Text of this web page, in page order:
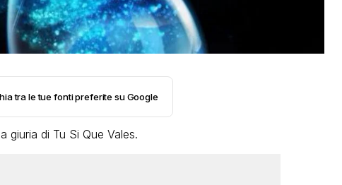
tra le tue fonti preferite su Google
giuria di Tu Si Que Vales.